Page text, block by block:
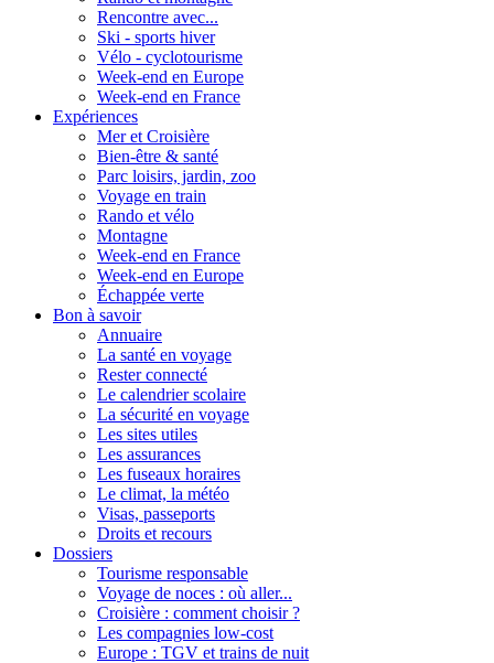
Rencontre avec...
Ski - sports hiver
Vélo - cyclotourisme
Week-end en Europe
Week-end en France
Expériences
Mer et Croisière
Bien-être & santé
Parc loisirs, jardin, zoo
Voyage en train
Rando et vélo
Montagne
Week-end en France
Week-end en Europe
Échappée verte
Bon à savoir
Annuaire
La santé en voyage
Rester connecté
Le calendrier scolaire
La sécurité en voyage
Les sites utiles
Les assurances
Les fuseaux horaires
Le climat, la météo
Visas, passeports
Droits et recours
Dossiers
Tourisme responsable
Voyage de noces : où aller...
Croisière : comment choisir ?
Les compagnies low-cost
Europe : TGV et trains de nuit